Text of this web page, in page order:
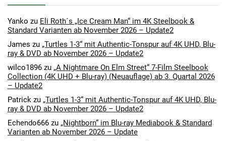
Yanko zu Eli Roth´s „Ice Cream Man“ im 4K Steelbook &
Standard Varianten ab November 2026 – Update2
James zu „Turtles 1-3“ mit Authentic-Tonspur auf 4K UHD, Blu-
ray & DVD ab November 2026 – Update2
wilco1896 zu „A Nightmare On Elm Street“ 7-Film Steelbook
Collection (4K UHD + Blu-ray) (Neuauflage) ab 3. Quartal 2026
– Update2
Patrick zu „Turtles 1-3“ mit Authentic-Tonspur auf 4K UHD, Blu-
ray & DVD ab November 2026 – Update2
Echendo666 zu „Nightborn“ im Blu-ray Mediabook & Standard
Varianten ab November 2026 – Update